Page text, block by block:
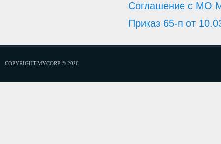
Соглашение с МО
Приказ 65-п от
COPYRIGHT MYCORP © 2026